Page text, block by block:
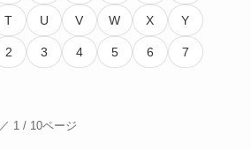
T U V W X Y
2 3 4 5 6 7
1 / 10ページ